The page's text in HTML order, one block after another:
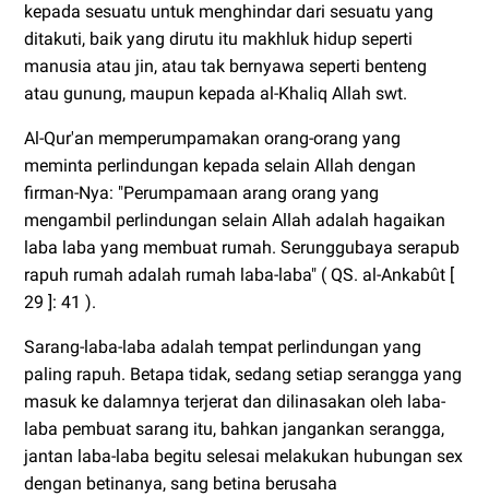
kepada sesuatu untuk menghindar dari sesuatu yang
ditakuti, baik yang dirutu itu makhluk hidup seperti
manusia atau jin, atau tak bernyawa seperti benteng
atau gunung, maupun kepada al-Khaliq Allah swt.
Al-Qur'an memperumpamakan orang-orang yang
meminta perlindungan kepada selain Allah dengan
firman-Nya: "Perumpamaan arang orang yang
mengambil perlindungan selain Allah adalah hagaikan
laba laba yang membuat rumah. Serunggubaya serapub
rapuh rumah adalah rumah laba-laba" ( QS. al-Ankabût [
29 ]: 41 ).
Sarang-laba-laba adalah tempat perlindungan yang
paling rapuh. Betapa tidak, sedang setiap serangga yang
masuk ke dalamnya terjerat dan dilinasakan oleh laba-
laba pembuat sarang itu, bahkan jangankan serangga,
jantan laba-laba begitu selesai melakukan hubungan sex
dengan betinanya, sang betina berusaha